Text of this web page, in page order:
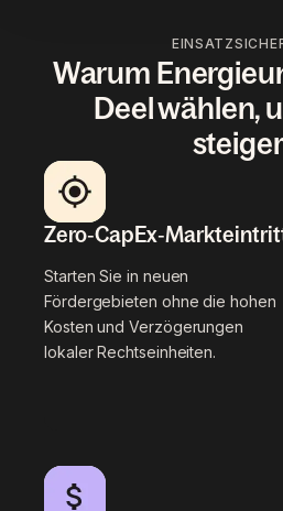
Warum
Deel wählen,
Starten Sie in neuen
Fördergebieten ohne die hohen
Kosten und Verzögerungen
lokaler Rechtseinheiten.